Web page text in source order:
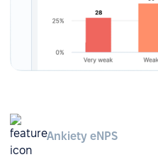
Ankiety eNPS